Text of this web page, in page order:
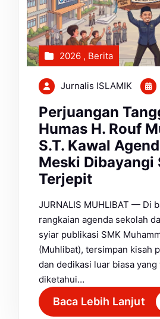
2026 , Berita
Jurnalis ISLAMIK
Perjuangan
Humas H. Rouf
S.T. Kawal
Meski Dibayangi
Terjepit
JURNALIS MUHLIBAT — Di
rangkaian agenda sekolah
syiar publikasi SMK
(Muhlibat), tersimpan kisah
dan dedikasi luar biasa yang
diketahui…
Baca Lebih Lanjut